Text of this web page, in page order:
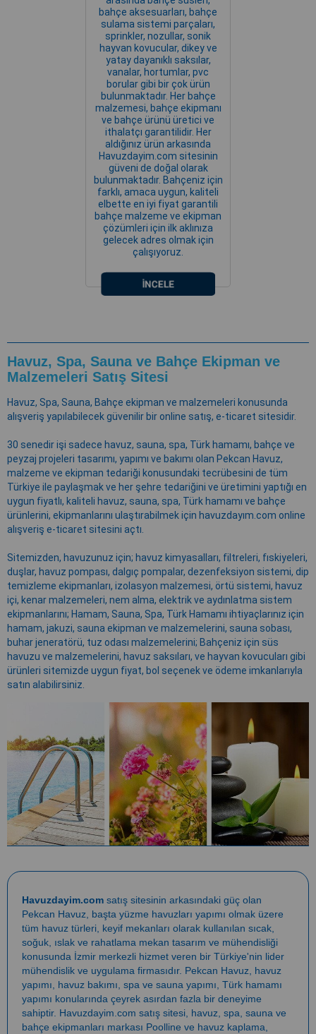
bahçe aksesuarları, bahçe
sulama sistemi parçaları,
sprinkler, nozullar, sonik
hayvan kovucular, dikey ve
yatay dayanıklı saksılar,
vanalar, hortumlar, pvc
borular gibi bir çok ürün
bulunmaktadır. Her bahçe
malzemesi, bahçe ekipmanı
ve bahçe ürünü üretici ve
ithalatçı garantilidir. Her
aldığınız ürün arkasında
Havuzdayim.com sitesinin
güveni de doğal olarak
bulunmaktadır. Bahçeniz için
farklı, amaca uygun, kaliteli
elbette en iyi fiyat garantili
bahçe malzeme ve ekipman
çözümleri için ilk aklınıza
gelecek adres olmak için
çalışıyoruz.
Havuz, Spa, Sauna ve Bahçe Ekipman ve
Malzemeleri Satış Sitesi
Havuz, Spa, Sauna, Bahçe ekipman ve malzemeleri konusunda
alışveriş yapılabilecek güvenilir bir online satış, e-ticaret sitesidir.
30 senedir işi sadece havuz, sauna, spa, Türk hamamı, bahçe ve
peyzaj projeleri tasarımı, yapımı ve bakımı olan Pekcan Havuz,
malzeme ve ekipman tedariği konusundaki tecrübesini de tüm
Türkiye ile paylaşmak ve her şehre tedariğini ve üretimini yaptığı en
uygun fiyatlı, kaliteli havuz, sauna, spa, Türk hamamı ve bahçe
ürünlerini, ekipmanlarını ulaştırabilmek için havuzdayım.com online
alışveriş e-ticaret sitesini açtı.
Sitemizden, havuzunuz için; havuz kimyasalları, filtreleri, fıskiyeleri,
duşlar, havuz pompası, dalgıç pompalar, dezenfeksiyon sistemi, dip
temizleme ekipmanları, izolasyon malzemesi, örtü sistemi, havuz
içi, kenar malzemeleri, nem alma, elektrik ve aydınlatma sistem
ekipmanlarını; Hamam, Sauna, Spa, Türk Hamamı ihtiyaçlarınız için
hamam, jakuzi, sauna ekipman ve malzemelerini, sauna sobası,
buhar jeneratörü, tuz odası malzemelerini; Bahçeniz için süs
havuzu ve malzemelerini, havuz saksıları, ve hayvan kovucuları gibi
ürünleri sitemizde uygun fiyat, bol seçenek ve ödeme imkanlarıyla
satın alabilirsiniz.
Havuzdayim.com satış sitesinin arkasındaki güç olan
Pekcan Havuz , başta yüzme havuzları yapımı olmak üzere
tüm havuz türleri, keyif mekanları olarak kullanılan sıcak,
soğuk, ıslak ve rahatlama mekan tasarım ve mühendisliği
konusunda İzmir merkezli hizmet veren bir Türkiye'nin lider
mühendislik ve uygulama firmasıdır. Pekcan Havuz
havuz
yapımı
havuz bakımı spa ve sauna yapımı Türk hamamı
yapımı konularında çeyrek asırdan fazla bir deneyime
sahiptir. Havuzdayim.com satış sitesi, havuz, spa, sauna ve
bahçe ekipmanları markası Poolline ve havuz kaplama,